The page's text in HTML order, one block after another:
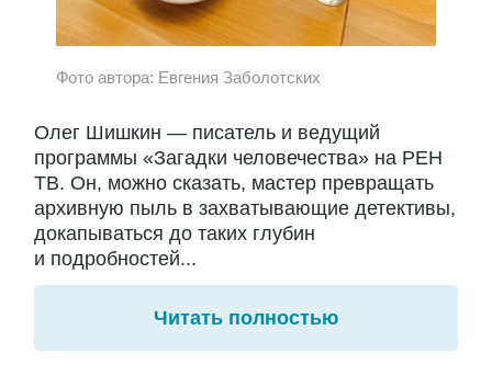
Фото автора: Евгения Заболотских
Олег Шишкин — писатель и ведущий
программы «Загадки человечества» на РЕН
ТВ. Он, можно сказать, мастер превращать
архивную пыль в захватывающие детективы,
докапываться до таких глубин
и подробностей...
Читать полностью